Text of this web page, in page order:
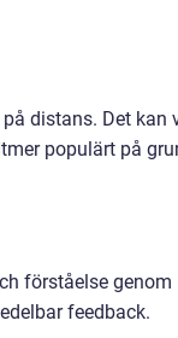
distans. Det kan
populärt på
förståelse genom
feedback.